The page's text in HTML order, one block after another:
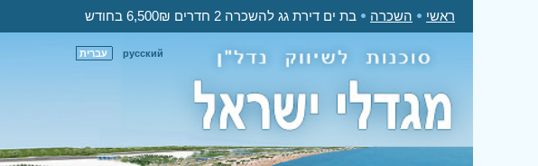
ראשי השכרה בת ים דירת גג להשכרה 2 חדרים 6,500₪ בחודש
עברית русский